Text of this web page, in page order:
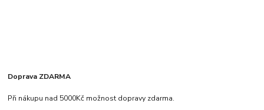
Doprava ZDARMA
Při nákupu nad 5000Kč možnost dopravy zdarma.